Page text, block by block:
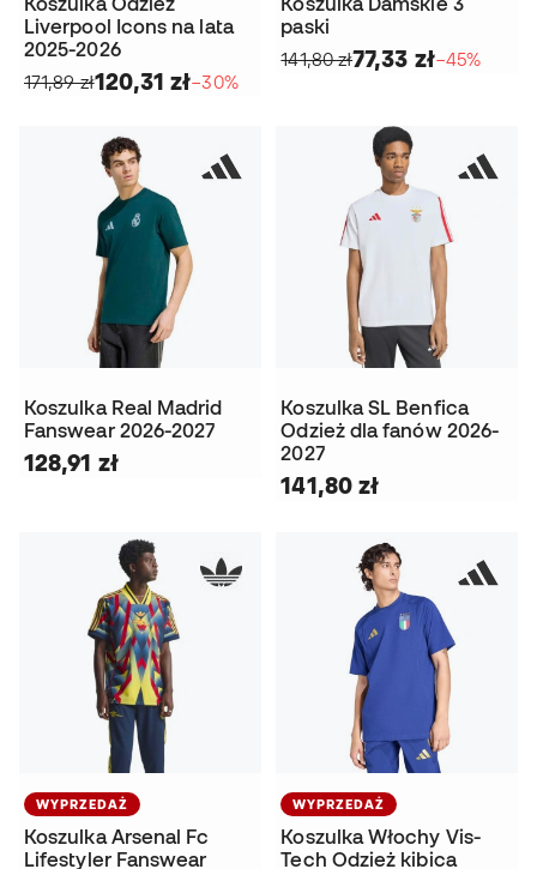
Liverpool Icons na lata
2025-2026
171,89 zł120,31 zł−30%
paski
141,80 zł77,33 zł−45%
Koszulka Real Madrid
Fanswear 2026-2027
128,91 zł
Koszulka SL Benfica
Odzież dla fanów 2026-
2027
141,80 zł
WYPRZEDAŻ
Koszulka Arsenal Fc
Lifestyler Fanswear
WYPRZEDAŻ
Koszulka Włochy Vis-
Tech Odzież kibica